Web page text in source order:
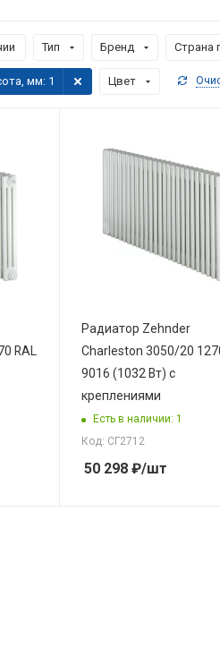
Тип Бренд Страна
мм: 1 Цвет
RAL
Радиатор Zehnder
Charleston 3050/20
9016 (1032 Вт) с
креплениями
Есть в наличии: 1
Код: СГ2712
50 298 ₽/шт